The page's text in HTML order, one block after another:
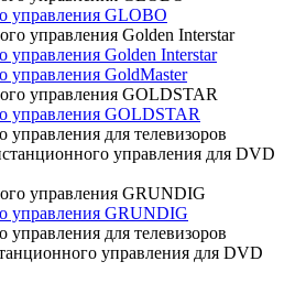
управления GLOBO
управления Golden Interstar
управления GoldMaster
управления GOLDSTAR
для телевизоров
управления для DVD
управления GRUNDIG
для телевизоров
управления для DVD